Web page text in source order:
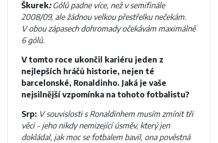
Škurek:Gólů padne více, než v semifinále
2008/09, ale žádnou velkou přestřelku nečekám.
V obou zápasech dohromady očekávám maximálně
6 gólů.
V tomto roce ukončil kariéru jeden z
nejlepších hráčů historie, nejen té
barcelonské, Ronaldinho. Jaká je vaše
nejsilnější vzpomínka na tohoto fotbalistu?
Srp: V souvislosti s Ronaldinhem musím zmínit tři
věci - jeho nikdy nemizející úsměv, který jen
dokládal, jak moc se fotbalem bavil, ona pověstná